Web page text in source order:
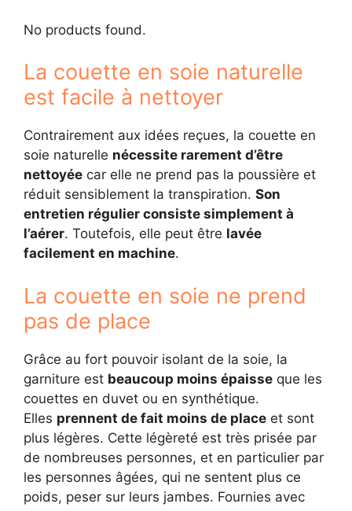
No products found.
La couette en soie naturelle
est facile à nettoyer
Contrairement aux idées reçues, la couette en
soie naturelle nécessite rarement d’être
nettoyée car elle ne prend pas la poussière et
réduit sensiblement la transpiration. Son
entretien régulier consiste simplement à
l’aérer. Toutefois, elle peut être lavée
facilement en machine.
La couette en soie ne prend
pas de place
Grâce au fort pouvoir isolant de la soie, la
garniture est beaucoup moins épaisse que les
couettes en duvet ou en synthétique.
Elles prennent de fait moins de place et sont
plus légères. Cette légèreté est très prisée par
de nombreuses personnes, et en particulier par
les personnes âgées, qui ne sentent plus ce
poids, peser sur leurs jambes. Fournies avec